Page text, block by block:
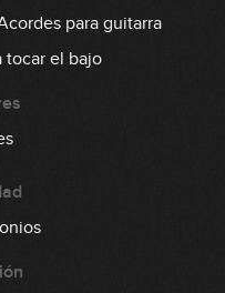
la vida (simplificada)
a la tierra
para guitarra
tocar el bajo